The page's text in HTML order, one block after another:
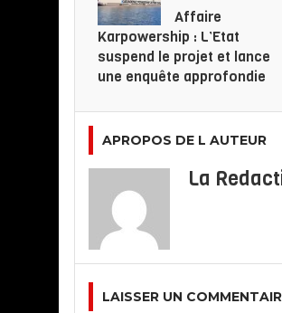
Affaire
Karpowership : L’Etat
suspend le projet et lance
une enquête approfondie
APROPOS DE L AUTEUR
La
LAISSER UN